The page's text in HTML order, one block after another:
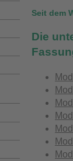
Seit dem
Die